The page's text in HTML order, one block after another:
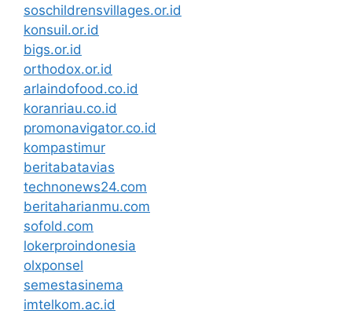
soschildrensvillages.or.id
konsuil.or.id
bigs.or.id
orthodox.or.id
arlaindofood.co.id
koranriau.co.id
promonavigator.co.id
kompastimur
beritabatavias
technonews24.com
beritaharianmu.com
sofold.com
lokerproindonesia
olxponsel
semestasinema
imtelkom.ac.id